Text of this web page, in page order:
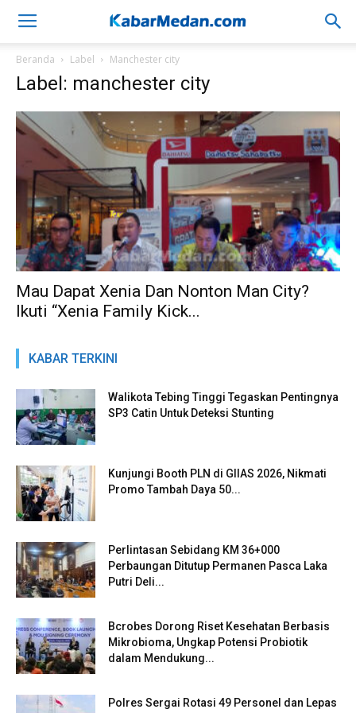
Beranda Label Manchester city
Label: manchester city
Mau Dapat Xenia Dan Nonton Man City?
Ikuti “Xenia Family Kick...
KABAR TERKINI
Walikota Tebing Tinggi Tegaskan Pentingnya
SP3 Catin Untuk Deteksi Stunting
Kunjungi Booth PLN di GIIAS 2026, Nikmati
Promo Tambah Daya 50...
Perlintasan Sebidang KM 36+000
Perbaungan Ditutup Permanen Pasca Laka
Putri Deli...
Bcrobes Dorong Riset Kesehatan Berbasis
Mikrobioma, Ungkap Potensi Probiotik
dalam Mendukung...
Polres Sergai Rotasi 49 Personel dan Lepas